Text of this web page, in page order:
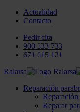
Actualidad
Contacto
Pedir cita
900 333 733
671 015 121
Ralarsa
Reparación
Reparar